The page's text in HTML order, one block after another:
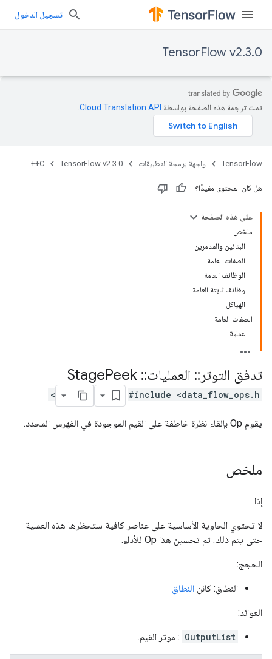
تسجيل الدخول
TensorFlow v2.3.0
تمت ترجمة هذه الصفحة بواسطة Cloud Translation API‏
TensorFlow واجهة برمجة التطبيقات TensorFlow v2.3.0
C++
هل كان المحتوى مفيدًا؟
على هذه الصفحة
ملخص
البنائين والمدمرين
الصفات العامة
الوظائف العامة
وظائف ثابتة العامة
الهياكل
الصفات العامة
عملية
تدفق التوتر :: العمليات::
Peek
#include <data_flow_ops.h>
يقوم Op بإلقاء نظرة خاطفة على القيم الموجودة في الفهرس المحدد.
ملخص
إذا
لا تحتوي الحاوية الأساسية على عناصر كافية ستحظرها هذه العملية
حتى يتم ذلك. تم تحسين هذا Op للأداء.
الحجج:
النطاق: كائن النطاق
العوائد:
OutputList : موتر القيم.